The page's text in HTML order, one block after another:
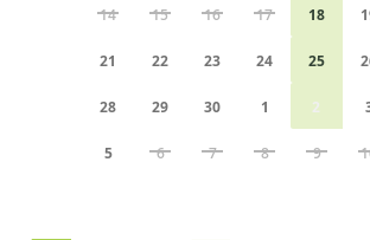
14 15 16 17 18
21 22 23 24 25
28 29 30 1 2
5 6 7 8 9